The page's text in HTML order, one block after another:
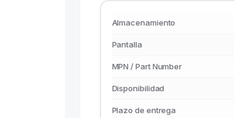
Almacenamiento
Pantalla
MPN / Part Number
Disponibilidad
Plazo de entrega